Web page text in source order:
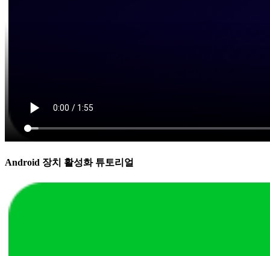
Android 장치 활성화 튜토리얼